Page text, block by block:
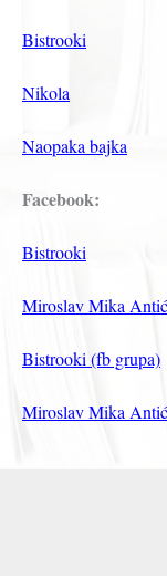
Bistrooki
Nikola
Naopaka bajka
Facebook:
Bistrooki
Miroslav Mika Antić
Bistrooki (fb grupa)
Miroslav Mika